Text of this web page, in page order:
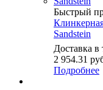
Быстрый
Sandstein
Доставка в
2 954.31
Подробнее